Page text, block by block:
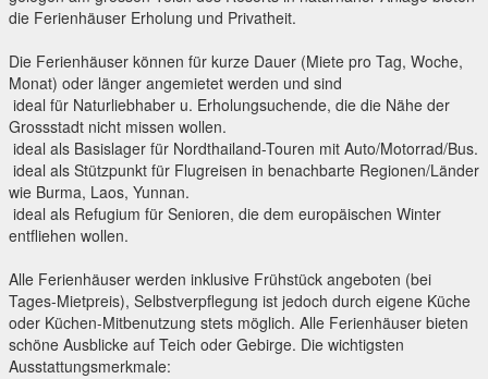
die Ferienhäuser Erholung und Privatheit.
Die Ferienhäuser können für kurze Dauer (Miete pro Tag, Woche,
Monat) oder länger angemietet werden und sind
 ideal für Naturliebhaber u. Erholungsuchende, die die Nähe der
Grossstadt nicht missen wollen.
 ideal als Basislager für Nordthailand-Touren mit Auto/Motorrad/Bus.
 ideal als Stützpunkt für Flugreisen in benachbarte Regionen/Länder
wie Burma, Laos, Yunnan.
 ideal als Refugium für Senioren, die dem europäischen Winter
entfliehen wollen.
Alle Ferienhäuser werden inklusive Frühstück angeboten (bei
Tages-Mietpreis), Selbstverpflegung ist jedoch durch eigene Küche
oder Küchen-Mitbenutzung stets möglich. Alle Ferienhäuser bieten
schöne Ausblicke auf Teich oder Gebirge. Die wichtigsten
Ausstattungsmerkmale: